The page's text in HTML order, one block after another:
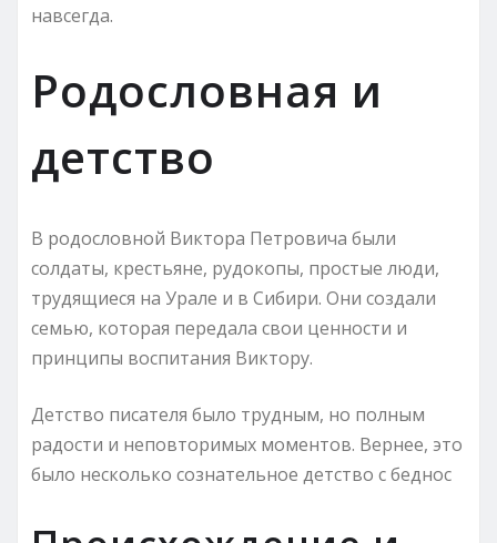
навсегда.
Родословная и
детство
В родословной Виктора Петровича были
солдаты, крестьяне, рудокопы, простые люди,
трудящиеся на Урале и в Сибири. Они создали
семью, которая передала свои ценности и
принципы воспитания Виктору.
Детство писателя было трудным, но полным
радости и неповторимых моментов. Вернее, это
было несколько сознательное детство с беднос